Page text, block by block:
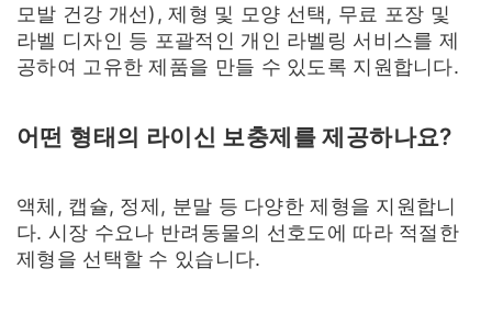
모발 건강 개선), 제형 및 모양 선택, 무료 포장 및
라벨 디자인 등 포괄적인 개인 라벨링 서비스를 제
공하여 고유한 제품을 만들 수 있도록 지원합니다.
어떤 형태의 라이신 보충제를 제공하나요?
액체, 캡슐, 정제, 분말 등 다양한 제형을 지원합니
다. 시장 수요나 반려동물의 선호도에 따라 적절한
제형을 선택할 수 있습니다.